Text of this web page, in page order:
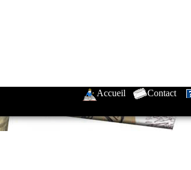
Accueil Contact